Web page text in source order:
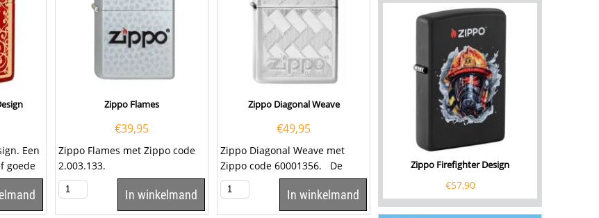
Een
goede
Zippo Flames
€39,95
Zippo Flames met Zippo code
2.003.133.
In winkelmand
Zippo Diagonal Weave
€49,95
Zippo Diagonal Weave met
Zippo code 60001356. De
Zippo heeft een gravure van
diagionale...
In winkelmand
Zippo Firefighter Design
€57,90